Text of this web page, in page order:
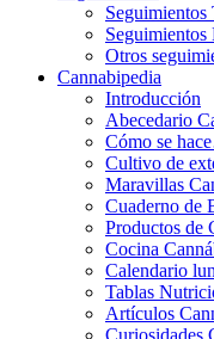
Seguimientos
Seguimientos
Otros
Cannabipedia
Introducción
Abecedario
Cómo se
Cultivo de
Maravillas
Cuaderno de
Productos de
Cocina
Calendario
Tablas
Artículos
Curiosidades